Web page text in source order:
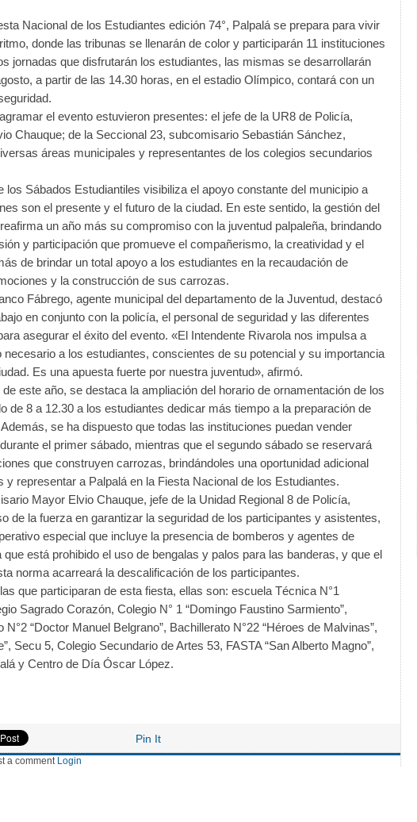
Nacional de los Estudiantes edición 74°, Palpalá se prepara para vivir
donde las tribunas se llenarán de color y participarán 11 instituciones
jornadas que disfrutarán los estudiantes, las mismas se desarrollarán
a partir de las 14.30 horas, en el estadio Olímpico, contará con un
el evento estuvieron presentes: el jefe de la UR8 de Policía,
Chauque; de la Seccional 23, subcomisario Sebastián Sánchez,
áreas municipales y representantes de los colegios secundarios
los Sábados Estudiantiles visibiliza el apoyo constante del municipio a
son el presente y el futuro de la ciudad. En este sentido, la gestión del
un año más su compromiso con la juventud palpaleña, brindando
y participación que promueve el compañerismo, la creatividad y el
de brindar un total apoyo a los estudiantes en la recaudación de
y la construcción de sus carrozas.
Fábrego, agente municipal del departamento de la Juventud, destacó
en conjunto con la policía, el personal de seguridad y las diferentes
asegurar el éxito del evento. «El Intendente Rivarola nos impulsa a
necesario a los estudiantes, conscientes de su potencial y su importancia
Es una apuesta fuerte por nuestra juventud», afirmó.
este año, se destaca la ampliación del horario de ornamentación de los
de 8 a 12.30 a los estudiantes dedicar más tiempo a la preparación de
se ha dispuesto que todas las instituciones puedan vender
el primer sábado, mientras que el segundo sábado se reservará
que construyen carrozas, brindándoles una oportunidad adicional
y representar a Palpalá en la Fiesta Nacional de los Estudiantes.
Mayor Elvio Chauque, jefe de la Unidad Regional 8 de Policía,
de la fuerza en garantizar la seguridad de los participantes y asistentes,
especial que incluye la presencia de bomberos y agentes de
está prohibido el uso de bengalas y palos para las banderas, y que el
norma acarreará la descalificación de los participantes.
que participaran de esta fiesta, ellas son: escuela Técnica N°1
Sagrado Corazón, Colegio N° 1 “Domingo Faustino Sarmiento”,
“Doctor Manuel Belgrano”, Bachillerato N°22 “Héroes de Malvinas”,
Secu 5, Colegio Secundario de Artes 53, FASTA “San Alberto Magno”,
y Centro de Día Óscar López.
Pin It
a comment Login